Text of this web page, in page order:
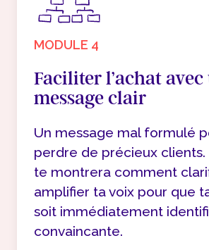
MODULE 4
Faciliter l’achat
message clair
Un message mal formulé
perdre de précieux clients.
te montrera comment
amplifier ta voix pour que
soit immédiatement
convaincante.